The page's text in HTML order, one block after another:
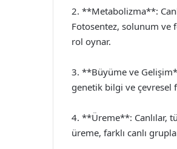
2. **Metabolizma**:
Fotosentez, solunum ve
rol oynar.
3. **Büyüme ve
genetik bilgi ve çevresel
4. **Üreme**: Canlılar,
üreme, farklı canlı